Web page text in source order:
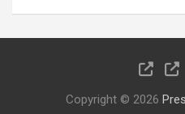
Copyright © 2026